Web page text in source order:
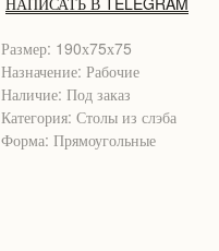
Размер: 190х75х75
Назначение: Рабочие
Наличие: Под заказ
Категория: Столы из слэба
Форма: Прямоугольные